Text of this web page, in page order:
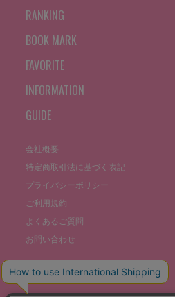
RANKING
BOOK MARK
FAVORITE
INFORMATION
GUIDE
会社概要
特定商取引法に基づく表記
プライバシーポリシー
ご利用規約
よくあるご質問
お問い合わせ